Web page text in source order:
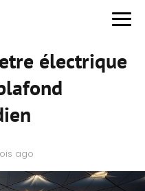
électrique
ago